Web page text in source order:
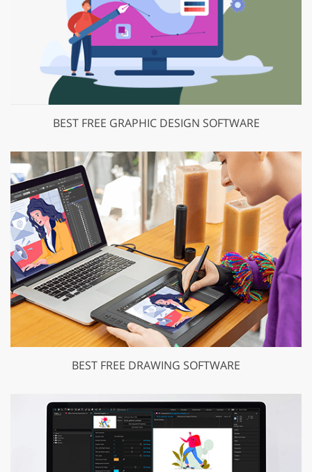
BEST FREE GRAPHIC DESIGN SOFTWARE
BEST FREE DRAWING SOFTWARE